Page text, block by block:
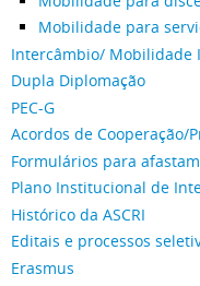
Mobilidade para
Intercâmbio/ Mobilidade
Dupla Diplomação
PEC-G
Acordos de Cooperação/
Formulários para
Plano Institucional de
Histórico da ASCRI
Editais e processos
Erasmus